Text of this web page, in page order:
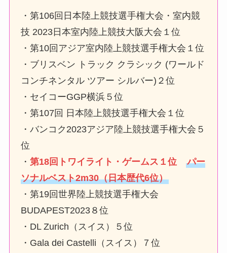
・第106回日本陸上競技選手権大会・室内競
技 2023日本室内陸上競技大阪大会１位
・第10回アジア室内陸上競技選手権大会１位
・ブリスベン トラック クラシック (ワールド
コンチネンタル ツアー シルバー)２位
・セイコーGGP横浜５位
・第107回 日本陸上競技選手権大会１位
・バンコク2023アジア陸上競技選手権大会５
位
・第18回トワイライト・ゲームス１位パー
ソナルベスト2m30（日本歴代6位）
・第19回世界陸上競技選手権大会
BUDAPEST2023８位
・DL Zurich（スイス）５位
・Gala dei Castelli（スイス）７位